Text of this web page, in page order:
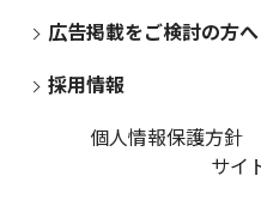
広告掲載をご検討の方へ
採用情報
個人情報保護方針
サイ